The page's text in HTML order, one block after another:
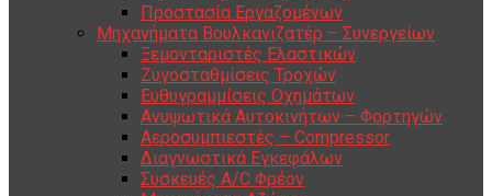
Προστασία Εργαζομένων
Μηχανήματα Βουλκανιζατέρ – Συνεργείων
Ξεμονταριστές Ελαστικών
Ζυγοσταθμίσεις Τροχών
Ευθυγραμμίσεις Οχημάτων
Ανυψωτικά Αυτοκινήτων – Φορτηγών
Αεροσυμπιεστές – Compressor
Διαγνωστικά Εγκεφάλων
Συσκευές A/C Φρέον